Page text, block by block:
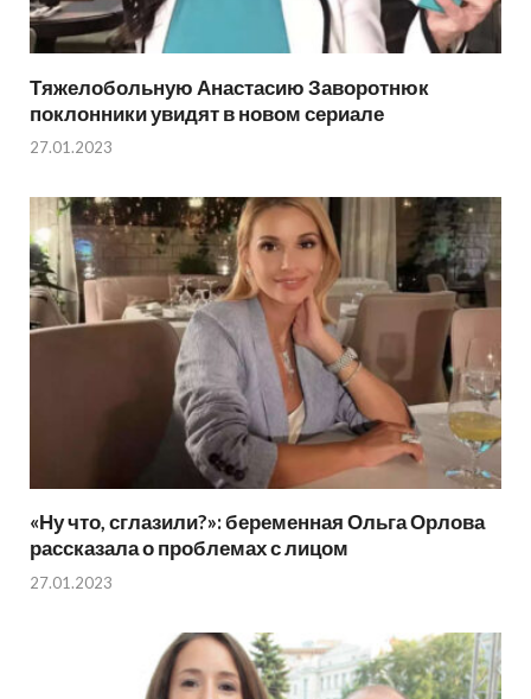
Тяжелобольную Анастасию Заворотнюк
поклонники увидят в новом сериале
27.01.2023
«Ну что, сглазили?»: беременная Ольга Орлова
рассказала о проблемах с лицом
27.01.2023